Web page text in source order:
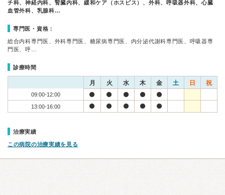
チ科、神経内科、腎臓内科、緩和ケア（ホスピス）、外科、呼吸器外科、心臓
血管外科、乳腺科…
専門医・資格：
総合内科専門医、外科専門医、糖尿病専門医、内分泌代謝科専門医、呼吸器専
門医、呼…
診療時間
月 火 水 木 金 土 日 祝
09:00-12:00
13:00-16:00
治療実績
この病院の治療実績を見る